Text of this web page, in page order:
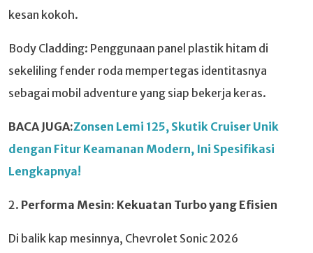
kesan kokoh.
Body Cladding: Penggunaan panel plastik hitam di
sekeliling fender roda mempertegas identitasnya
sebagai mobil adventure yang siap bekerja keras.
BACA JUGA:Zonsen Lemi 125, Skutik Cruiser Unik
dengan Fitur Keamanan Modern, Ini Spesifikasi
Lengkapnya!
2. Performa Mesin: Kekuatan Turbo yang Efisien
Di balik kap mesinnya, Chevrolet Sonic 2026